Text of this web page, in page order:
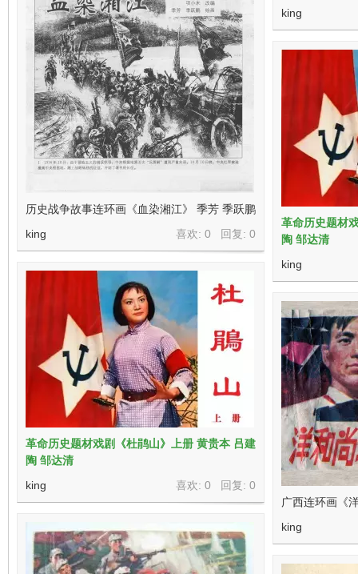
king
历史战争故事连环画《血染湘江》 季芳 季跃鹏
喜欢: 0 回复: 0
king
革命历史题材
陶 邹达清
king
革命历史题材戏剧《杜鹃山》上册 黄贵本 吕建
陶 邹达清
喜欢: 0 回复: 0
king
广西连环画《
king